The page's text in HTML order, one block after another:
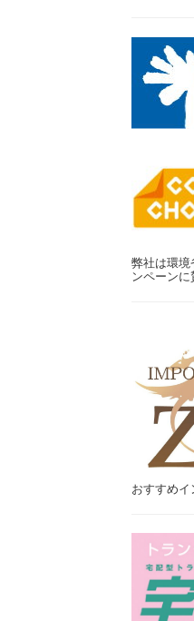
弊社は環境
ンペーンに
おすすめイ